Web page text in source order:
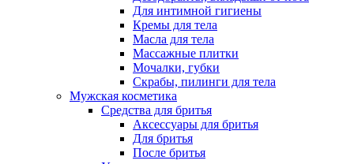
Для интимной гигиены
Кремы для тела
Масла для тела
Массажные плитки
Мочалки, губки
Скрабы, пилинги для тела
Мужская косметика
Средства для бритья
Аксессуары для бритья
Для бритья
После бритья